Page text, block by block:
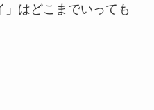
はどこまでいっても